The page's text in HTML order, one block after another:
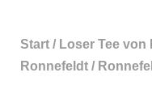
Start / Loser Tee von
Ronnefeldt /